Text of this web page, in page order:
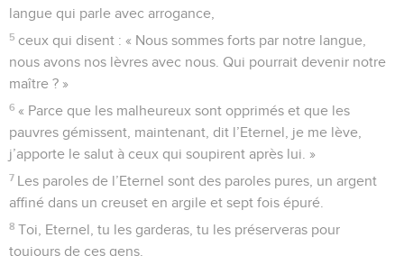
langue qui parle avec arrogance,
5 ceux qui disent : « Nous sommes forts par notre langue,
nous avons nos lèvres avec nous. Qui pourrait devenir notre
maître ? »
6 « Parce que les malheureux sont opprimés et que les
pauvres gémissent, maintenant, dit l’Eternel, je me lève,
j’apporte le salut à ceux qui soupirent après lui. »
7 Les paroles de l’Eternel sont des paroles pures, un argent
affiné dans un creuset en argile et sept fois épuré.
8 Toi, Eternel, tu les garderas, tu les préserveras pour
toujours de ces gens.